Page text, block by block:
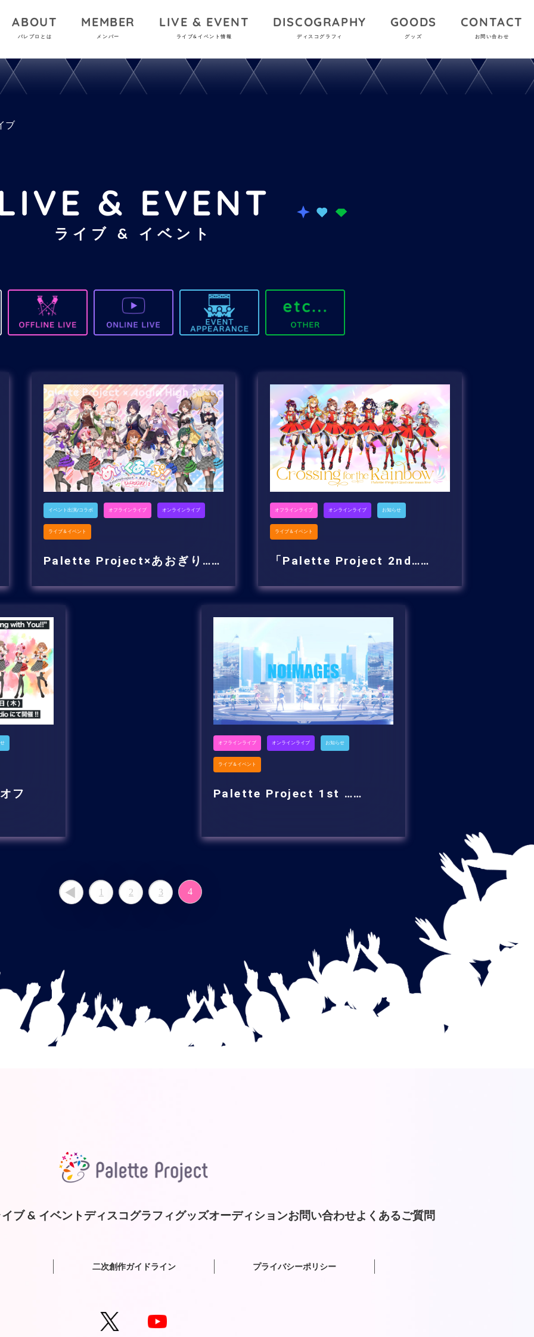
ABOUT
パレプロとは
MEMBER
メンバー
LIVE & EVENT
ライブ&イベント情報
DISCOGRAPHY
ディスコグラフィ
GOODS
グッズ
CONTACT
お問い合わせ
ブ
& EVENT
ライブ & イベント
イベント出演/コラボ オフラインライブ オンラインライブ
ライブ＆イベント
Palette Project×あおぎり……
オフラインライブ オンラインライブ お知らせ
ライブ＆イベント
「Palette Project 2nd……
フ
オフラインライブ オンラインライブ お知らせ
ライブ＆イベント
Palette Project 1st ……
1 2 3 4
ブ & イベントディスコグラフィグッズオーディションお問い合わせよくあるご質問
二次創作ガイドライン プライバシーポリシー